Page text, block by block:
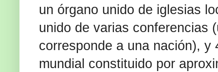
un órgano unido de iglesias
unido de varias conferencias
corresponde a una nación),
mundial constituido por